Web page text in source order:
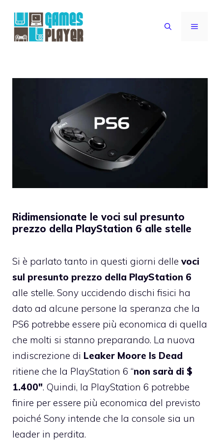
contenuto
MENU
Ridimensionate le voci sul presunto
prezzo della PlayStation 6 alle stelle
Si è parlato tanto in questi giorni delle voci
sul presunto prezzo della PlayStation 6
alle stelle. Sony uccidendo dischi fisici ha
dato ad alcune persone la speranza che la
PS6 potrebbe essere più economica di quella
che molti si stanno preparando. La nuova
indiscrezione di Leaker Moore Is Dead
ritiene che la PlayStation 6 “non sarà di $
1.400″. Quindi, la PlayStation 6 potrebbe
finire per essere più economica del previsto
poiché Sony intende che la console sia un
leader in perdita.